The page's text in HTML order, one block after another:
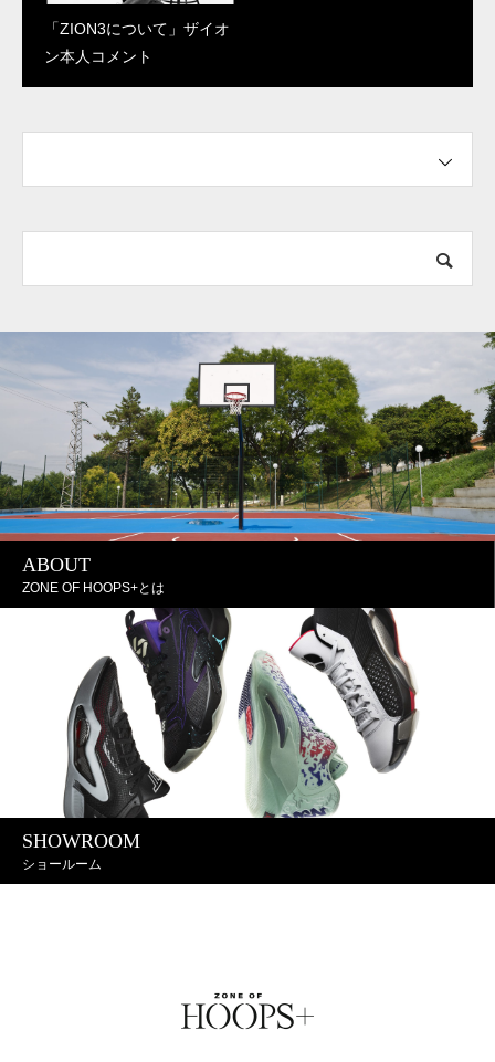
「ZION3について」ザイオ
ン本人コメント
“ジェイソン・テイタム初の
シグネチャーシューズ”
「テイタム 1について」本
ABOUT
ZONE OF HOOPS+とは
SHOWROOM
ショールーム